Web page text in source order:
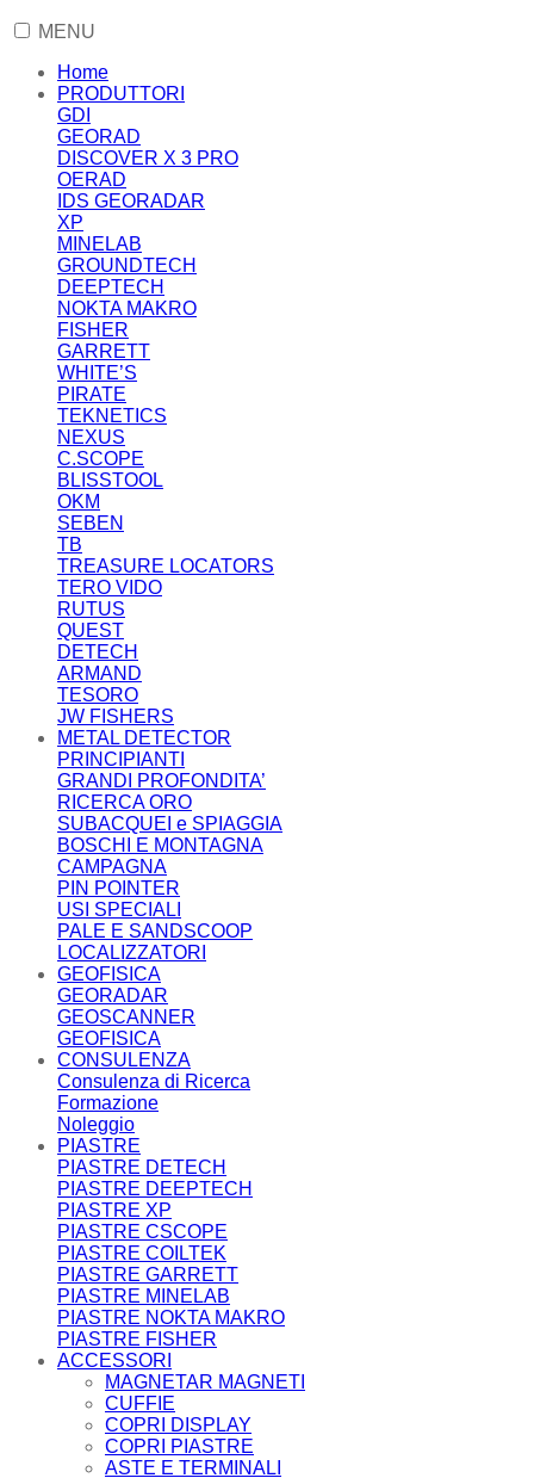
MENU
Home
PRODUTTORI
GDI
GEORAD
DISCOVER X 3 PRO
OERAD
IDS GEORADAR
XP
MINELAB
GROUNDTECH
DEEPTECH
NOKTA MAKRO
FISHER
GARRETT
WHITE’S
PIRATE
TEKNETICS
NEXUS
C.SCOPE
BLISSTOOL
OKM
SEBEN
TB
TREASURE LOCATORS
TERO VIDO
RUTUS
QUEST
DETECH
ARMAND
TESORO
JW FISHERS
METAL DETECTOR
PRINCIPIANTI
GRANDI PROFONDITA’
RICERCA ORO
SUBACQUEI e SPIAGGIA
BOSCHI E MONTAGNA
CAMPAGNA
PIN POINTER
USI SPECIALI
PALE E SANDSCOOP
LOCALIZZATORI
GEOFISICA
GEORADAR
GEOSCANNER
GEOFISICA
CONSULENZA
Consulenza di Ricerca
Formazione
Noleggio
PIASTRE
PIASTRE DETECH
PIASTRE DEEPTECH
PIASTRE XP
PIASTRE CSCOPE
PIASTRE COILTEK
PIASTRE GARRETT
PIASTRE MINELAB
PIASTRE NOKTA MAKRO
PIASTRE FISHER
ACCESSORI
MAGNETAR MAGNETI
CUFFIE
COPRI DISPLAY
COPRI PIASTRE
ASTE E TERMINALI